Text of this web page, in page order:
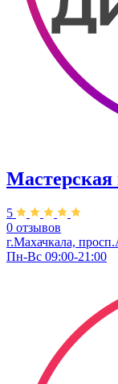
Мастерская
5
0 отзывов
г.Махачкала,
Пн-Вс 09:00-21:00